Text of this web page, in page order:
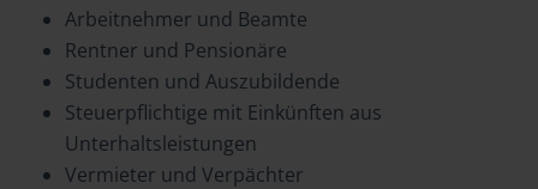
Arbeitnehmer und Beamte
Rentner und Pensionäre
Studenten und Auszubildende
Steuerpflichtige mit Einkünften aus
Unterhaltsleistungen
Vermieter und Verpächter